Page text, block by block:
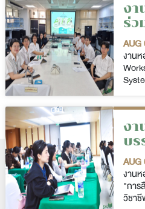
งา
ร่ว
ศร
ปร
AUG
งาน
ประ
การ
งา
บร
สืบ
พย
ห
กา
AUG
งานหอส
"กา
วิชา